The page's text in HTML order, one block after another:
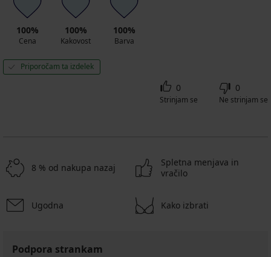
100%
Cena
100%
Kakovost
100%
Barva
Priporočam ta izdelek
0
Strinjam se
0
Ne strinjam se
8 % od nakupa nazaj
Spletna menjava in
vračilo
Ugodna Kako izbrati
Podpora strankam